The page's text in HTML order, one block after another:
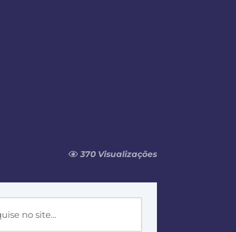
370 Visualizações